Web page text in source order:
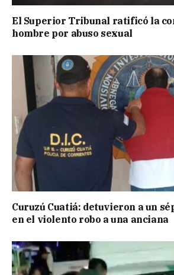
El Superior Tribunal ratificó la
hombre por abuso sexual
Curuzú Cuatiá: detuvieron a un
en el violento robo a una anciana